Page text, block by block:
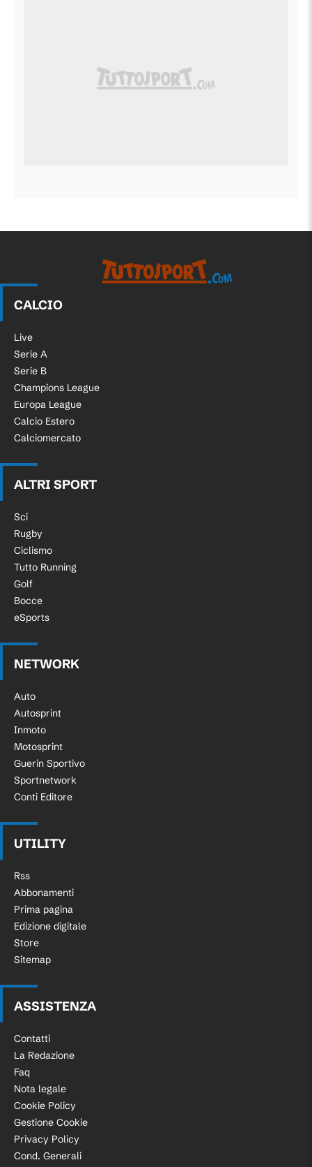
CALCIO
Live
Serie A
Serie B
Champions League
Europa League
Calcio Estero
Calciomercato
ALTRI SPORT
Sci
Rugby
Ciclismo
Tutto Running
Golf
Bocce
eSports
NETWORK
Auto
Autosprint
Inmoto
Motosprint
Guerin Sportivo
Sportnetwork
Conti Editore
UTILITY
Rss
Abbonamenti
Prima pagina
Edizione digitale
Store
Sitemap
ASSISTENZA
Contatti
La Redazione
Faq
Nota legale
Cookie Policy
Gestione Cookie
Privacy Policy
Cond. Generali